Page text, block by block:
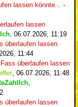
lassen könnte...
-
lassen
06.07.2026, 11:19
überlaufen lassen
11:44
überlaufen lassen
06.07.2026, 11:48
überlaufen lassen